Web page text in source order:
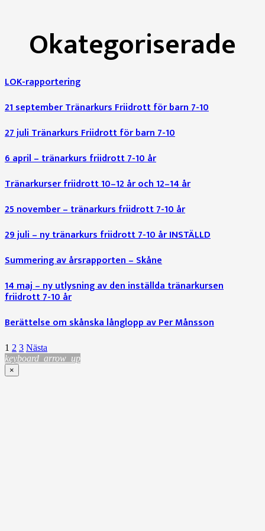
Okategoriserade
LOK-rapportering
21 september Tränarkurs Friidrott för barn 7-10
27 juli Tränarkurs Friidrott för barn 7-10
6 april – tränarkurs friidrott 7-10 år
Tränarkurser friidrott 10–12 år och 12–14 år
25 november – tränarkurs friidrott 7-10 år
29 juli – ny tränarkurs friidrott 7-10 år INSTÄLLD
Summering av årsrapporten – Skåne
14 maj – ny utlysning av den inställda tränarkursen
friidrott 7-10 år
Berättelse om skånska långlopp av Per Månsson
1 2 3 Nästa
keyboard_arrow_up
×